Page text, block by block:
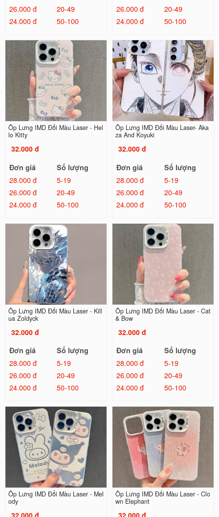
26.000 đ
20-49
24.000 đ
50-100
26.000 đ
20-49
24.000 đ
50-100
Ốp Lưng IMD Đổi Màu Laser - Hel
lo Kitty
32.000 đ
Đơn giá
Số lượng
28.000 đ
5-19
26.000 đ
20-49
24.000 đ
50-100
Ốp Lưng IMD Đổi Màu Laser- Aka
za And Koyuki
32.000 đ
Đơn giá
Số lượng
28.000 đ
5-19
26.000 đ
20-49
24.000 đ
50-100
Ốp Lưng IMD Đổi Màu Laser - Kill
ua Zoldyck
32.000 đ
Đơn giá
Số lượng
28.000 đ
5-19
26.000 đ
20-49
24.000 đ
50-100
Ốp Lưng IMD Đổi Màu Laser - Cat
& Bow
32.000 đ
Đơn giá
Số lượng
28.000 đ
5-19
26.000 đ
20-49
24.000 đ
50-100
Ốp Lưng IMD Đổi Màu Laser - Mel
ody
Ốp Lưng IMD Đổi Màu Laser - Clo
wn Elephant